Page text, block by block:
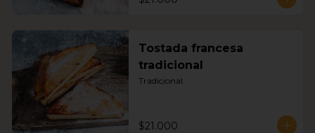
Tostada francesa
tradicional
Tradicional.
$21.000